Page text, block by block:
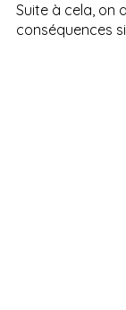
Suite à cela, on
conséquences